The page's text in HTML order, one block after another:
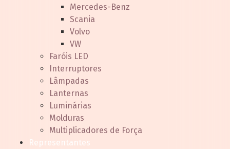
Mercedes-Benz
Scania
Volvo
VW
Faróis LED
Interruptores
Lâmpadas
Lanternas
Luminárias
Molduras
Multiplicadores de Força
Representantes